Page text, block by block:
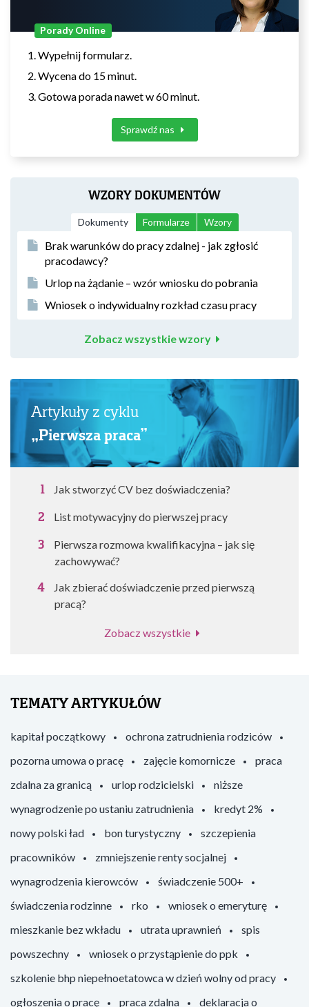
Porady Online
Wypełnij formularz.
Wycena do 15 minut.
Gotowa porada nawet w 60 minut.
Sprawdź nas
WZORY DOKUMENTÓW
Dokumenty Formularze Wzory
Brak warunków do pracy zdalnej - jak zgłosić
pracodawcy?
Urlop na żądanie – wzór wniosku do pobrania
Wniosek o indywidualny rozkład czasu pracy
Zobacz wszystkie wzory
Artykuły z cyklu
„Pierwsza praca”
Jak stworzyć CV bez doświadczenia?
List motywacyjny do pierwszej pracy
Pierwsza rozmowa kwalifikacyjna – jak się
zachowywać?
Jak zbierać doświadczenie przed pierwszą
pracą?
Zobacz wszystkie
TEMATY ARTYKUŁÓW
kapitał początkowy
ochrona zatrudnienia rodziców
pozorna umowa o pracę
zajęcie komornicze
praca
zdalna za granicą
urlop rodzicielski
niższe
wynagrodzenie po ustaniu zatrudnienia
kredyt 2%
nowy polski ład
bon turystyczny
szczepienia
pracowników
zmniejszenie renty socjalnej
wynagrodzenia kierowców
świadczenie 500+
świadczenia rodzinne
rko
wniosek o emeryturę
mieszkanie bez wkładu
utrata uprawnień
spis
powszechny
wniosek o przystąpienie do ppk
szkolenie bhp niepełnoetatowca w dzień wolny od pracy
ogłoszenia o pracę
praca zdalna deklaracja o